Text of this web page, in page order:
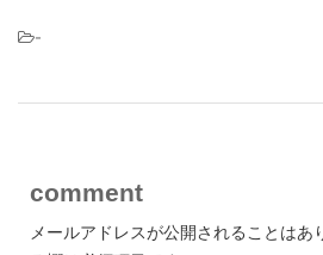
-
comment
メールアドレスが公開されることはあ